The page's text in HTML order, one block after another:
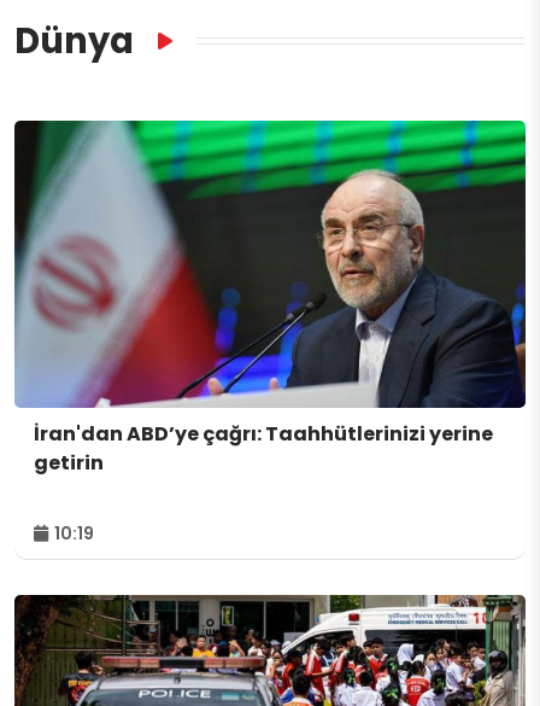
Dünya
İran'dan ABD’ye çağrı: Taahhütlerinizi yerine
getirin
10:19